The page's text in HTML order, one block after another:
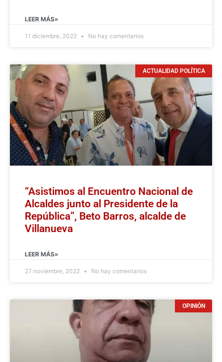
LEER MÁS»
11 diciembre, 2022 No hay comentarios
ACTUALIDAD POLÍTICA
“Asistimos al Encuentro Nacional de
Alcaldes junto al Presidente de la
República”, Beto Barros, alcalde de
Villanueva
LEER MÁS»
27 noviembre, 2022 No hay comentarios
OPINIÓN